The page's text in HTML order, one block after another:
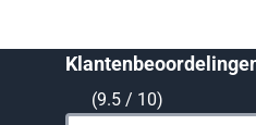
(9.5 / 10)